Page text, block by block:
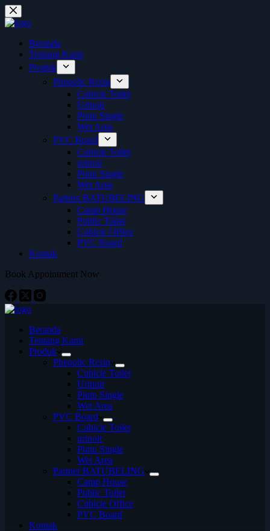
Skip
to
content
Beranda
Tentang Kami
Produk
Phenolic Resin
Cubicle Toilet
Urinoir
Pintu Single
Wet Area
PVC Board
Cubicle Toilet
urinoir
Pintu Single
Wet Area
Partner BATUBELING
Camp House
Public Toilet
Cubicle Office
PVC Board
Kontak
Book Appointment Now
Beranda
Tentang Kami
Produk
Phenolic Resin
Cubicle Toilet
Urinoir
Pintu Single
Wet Area
PVC Board
Cubicle Toilet
urinoir
Pintu Single
Wet Area
Partner BATUBELING
Camp House
Public Toilet
Cubicle Office
PVC Board
Kontak